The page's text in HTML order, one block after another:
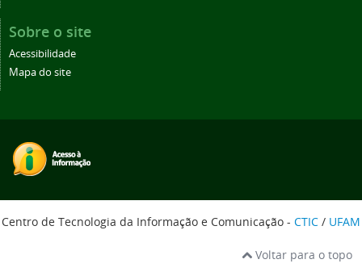
Sobre o site
Acessibilidade
Mapa do site
Centro de Tecnologia da Informação e Comunicação - CTIC / UFAM
Voltar para o topo